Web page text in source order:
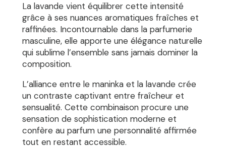
La lavande vient équilibrer cette intensité
grâce à ses nuances aromatiques fraîches et
raffinées. Incontournable dans la parfumerie
masculine, elle apporte une élégance naturelle
qui sublime l’ensemble sans jamais dominer la
composition.
L’alliance entre le maninka et la lavande crée
un contraste captivant entre fraîcheur et
sensualité. Cette combinaison procure une
sensation de sophistication moderne et
confère au parfum une personnalité affirmée
tout en restant accessible.